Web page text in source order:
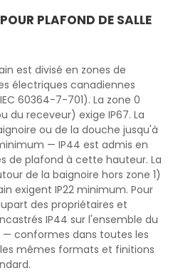
PLAFOND DE SALLE
est divisé en zones de
électriques canadiennes
60364-7-701). La zone 0
du receveur) exige IP67. La
ou de la douche jusqu'à
— IP44 est admis en
de plafond à cette hauteur. La
de la baignoire hors zone 1)
exigent IP22 minimum. Pour
des propriétaires et
IP44 sur l'ensemble du
conformes dans toutes les
mêmes formats et finitions